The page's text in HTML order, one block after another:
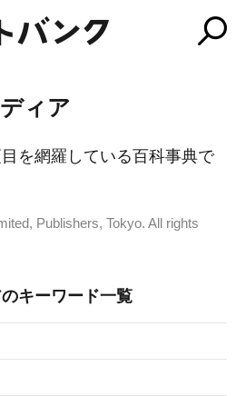
ィア
を網羅している百科事典で
Publishers, Tokyo. All rights
キーワード一覧